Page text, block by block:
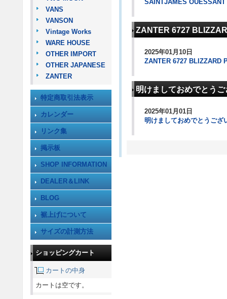
VANS
VANSON
Vintage Works
WARE HOUSE
OTHER IMPORT
OTHER JAPANESE
ZANTER
特定商取引法表示
カレンダー
リンク集
掲示板
SHOP INFORMATION
DEALER＆LINK
BLOG
裾上げについて
サイズの計測方法
ショッピングカート
カートの中身
カートは空です。
SAINTJAMES
ZANTER 6727
2025年01月10日
ZANTER 6727 BLIZZARD
明けましておめでとう
2025年01月01日
明けましておめでとうござ